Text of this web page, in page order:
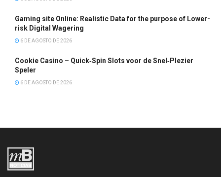
Gaming site Online: Realistic Data for the purpose of Lower-
risk Digital Wagering
6 DE AGOSTO DE 2026
Cookie Casino – Quick‑Spin Slots voor de Snel‑Plezier
Speler
6 DE AGOSTO DE 2026